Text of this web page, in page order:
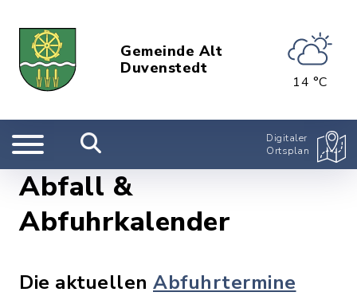
Gemeinde Alt
Duvenstedt
14 °C
Digitaler
Ortsplan
Abfall &
Abfuhrkalender
Die aktuellen Abfuhrtermine